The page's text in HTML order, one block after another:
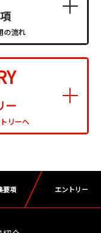
の流れ
ー
リーへ
要項 エントリー